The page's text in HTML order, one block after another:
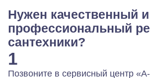
Нужен качественный и
профессиональный
сантехники?
1
Позвоните в сервисный центр